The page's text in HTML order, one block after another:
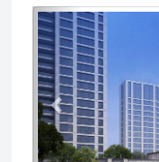
Previous